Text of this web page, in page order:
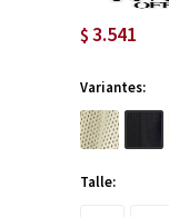
$ 3.541
Variantes:
Talle: